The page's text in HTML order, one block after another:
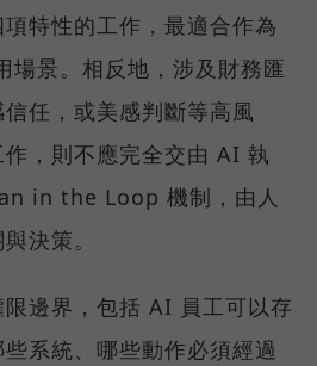
特性的工作，最適合作為
場景。相反地，涉及財務匯
任，或美感判斷等高風
，則不應完全交由 AI 執
in the Loop 機制，由人
決策。
邊界，包括 AI 員工可以存
系統、哪些動作必須經過